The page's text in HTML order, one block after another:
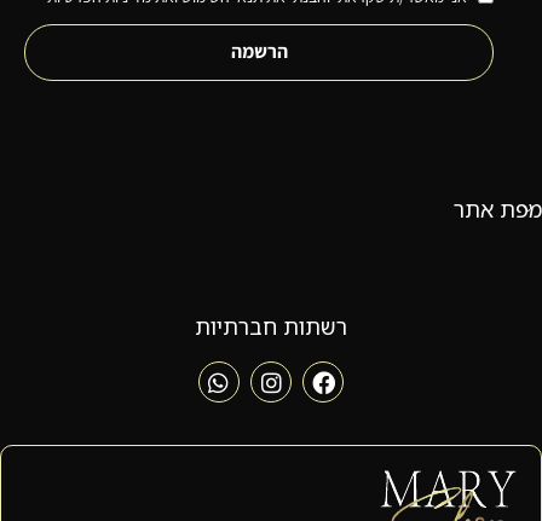
הרשמה
מפת אתר
רשתות חברתיות